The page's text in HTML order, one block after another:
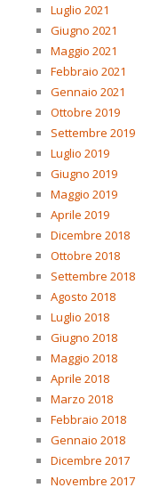
Luglio 2021
Giugno 2021
Maggio 2021
Febbraio 2021
Gennaio 2021
Ottobre 2019
Settembre 2019
Luglio 2019
Giugno 2019
Maggio 2019
Aprile 2019
Dicembre 2018
Ottobre 2018
Settembre 2018
Agosto 2018
Luglio 2018
Giugno 2018
Maggio 2018
Aprile 2018
Marzo 2018
Febbraio 2018
Gennaio 2018
Dicembre 2017
Novembre 2017